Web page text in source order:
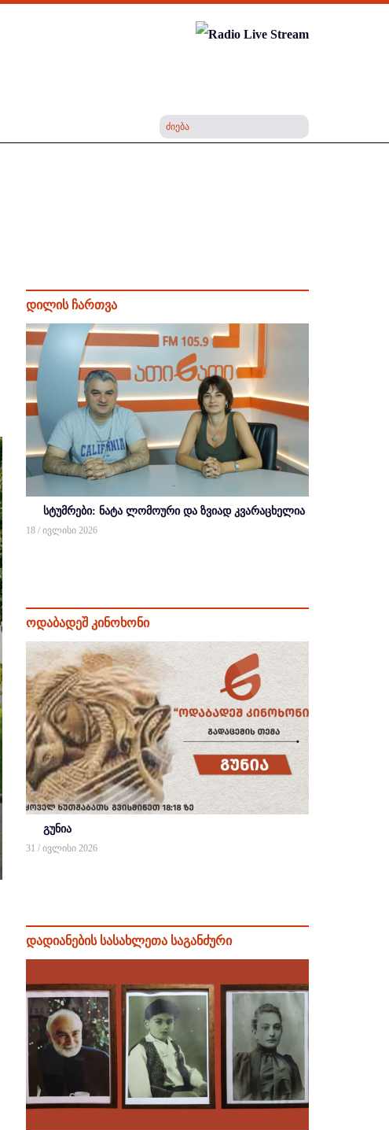
დილის ჩართვა
სტუმრები: ნატა ლომოური და ზვიად კვარაცხელია
18 / ივლისი 2026
ოდაბადეშ კინოხონი
გუნია
31 / ივლისი 2026
დადიანების სასახლეთა საგანძური